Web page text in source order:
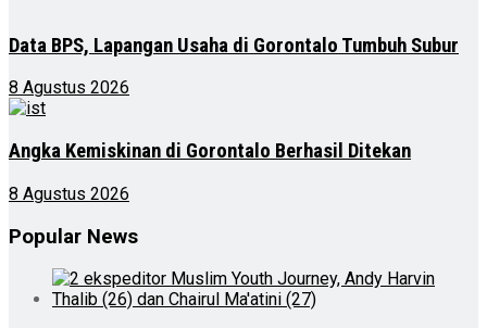
Data BPS, Lapangan Usaha di Gorontalo Tumbuh Subur
8 Agustus 2026
Angka Kemiskinan di Gorontalo Berhasil Ditekan
8 Agustus 2026
Popular News